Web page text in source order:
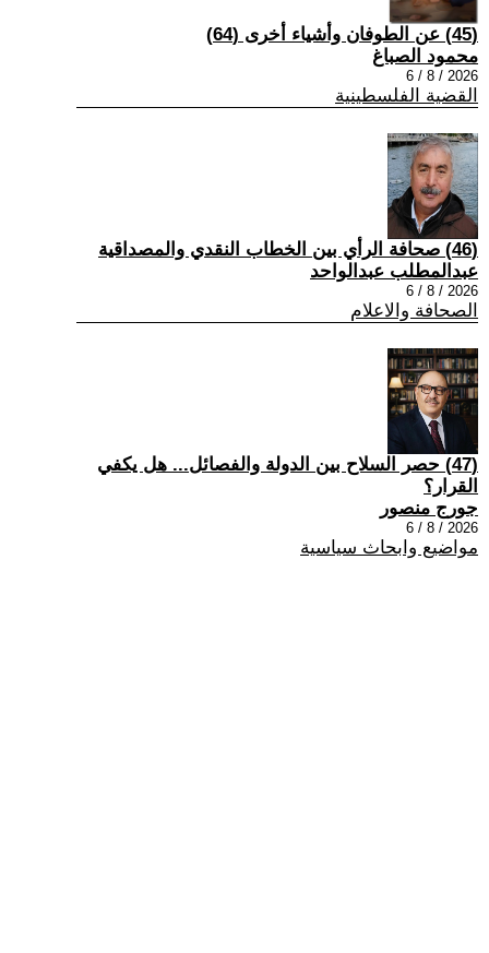
(45) عن الطوفان وأشياء أخرى (64)
محمود الصباغ
2026 / 8 / 6
القضية الفلسطينية
(46) صحافة الرأي بين الخطاب النقدي والمصداقية
عبدالمطلب عبدالواحد
2026 / 8 / 6
الصحافة والاعلام
(47) حصر السلاح بين الدولة والفصائل... هل يكفي
القرار؟
جورج منصور
2026 / 8 / 6
مواضيع وابحاث سياسية